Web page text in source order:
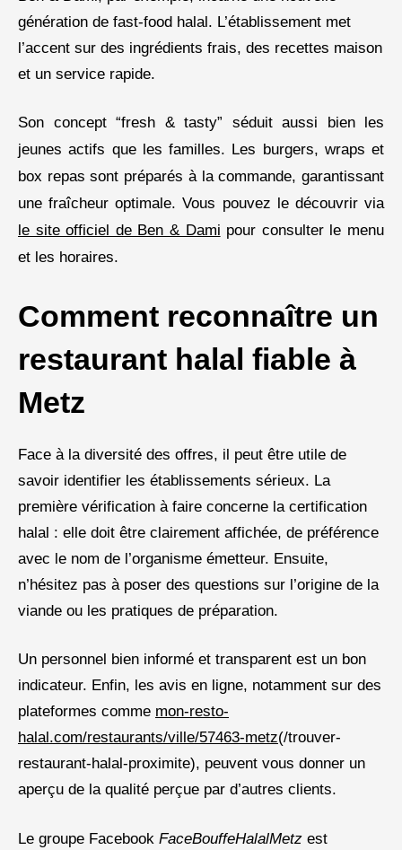
génération de fast-food halal. L’établissement met
l’accent sur des ingrédients frais, des recettes maison
et un service rapide.
Son concept “fresh & tasty” séduit aussi bien les
jeunes actifs que les familles. Les burgers, wraps et
box repas sont préparés à la commande, garantissant
une fraîcheur optimale. Vous pouvez le découvrir via
le site officiel de Ben & Dami pour consulter le menu
et les horaires.
Comment reconnaître un
restaurant halal fiable à
Metz
Face à la diversité des offres, il peut être utile de
savoir identifier les établissements sérieux. La
première vérification à faire concerne la certification
halal : elle doit être clairement affichée, de préférence
avec le nom de l’organisme émetteur. Ensuite,
n’hésitez pas à poser des questions sur l’origine de la
viande ou les pratiques de préparation.
Un personnel bien informé et transparent est un bon
indicateur. Enfin, les avis en ligne, notamment sur des
plateformes comme mon-resto-
halal.com/restaurants/ville/57463-metz(/trouver-
restaurant-halal-proximite), peuvent vous donner un
aperçu de la qualité perçue par d’autres clients.
Le groupe Facebook FaceBouffeHalalMetz est